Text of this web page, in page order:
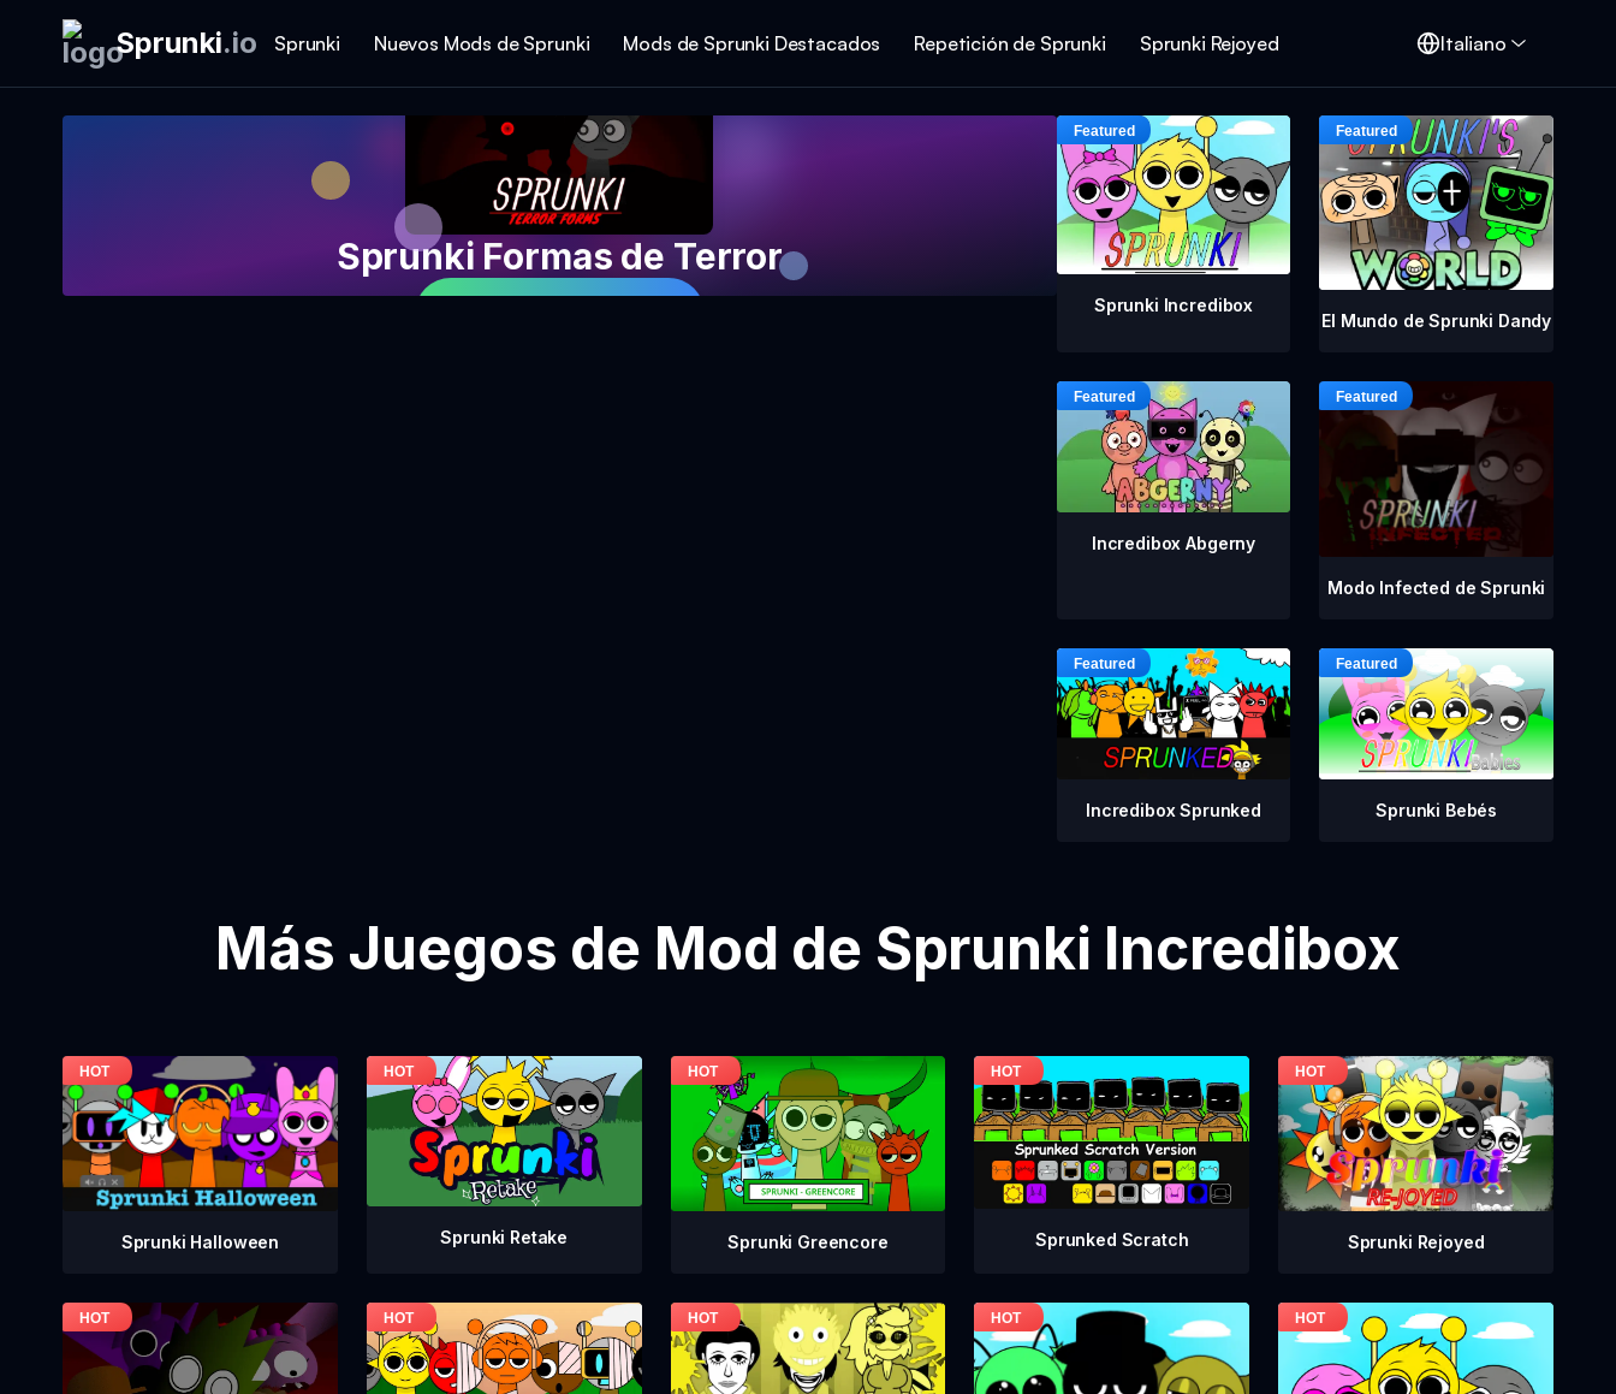
Sprunki.io Sprunki Nuevos Mods de Sprunki Mods de Sprunki Destacados Repetición de Sprunki Sprunki Rejoyed Italiano
Sprunki Formas de Terror
Sprunki Incredibox
El Mundo de Sprunki Dandy
Incredibox Abgerny
Modo Infected de Sprunki
Incredibox Sprunked Sprunki Bebés
Más Juegos de Mod de Sprunki Incredibox
Sprunki Halloween Sprunki Retake Sprunki Greencore Sprunked Scratch Sprunki Rejoyed